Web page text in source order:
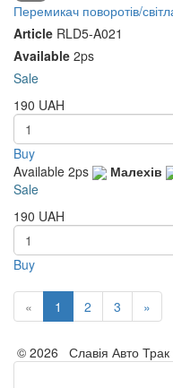
Перемикач поворотів/
Article RLD5-A021
Available 2ps
Sale
190 UAH
Buy
Available 2ps Малехів
Sale
190 UAH
Buy
« 1 2 3 »
© 2026 Славія Авто Трак